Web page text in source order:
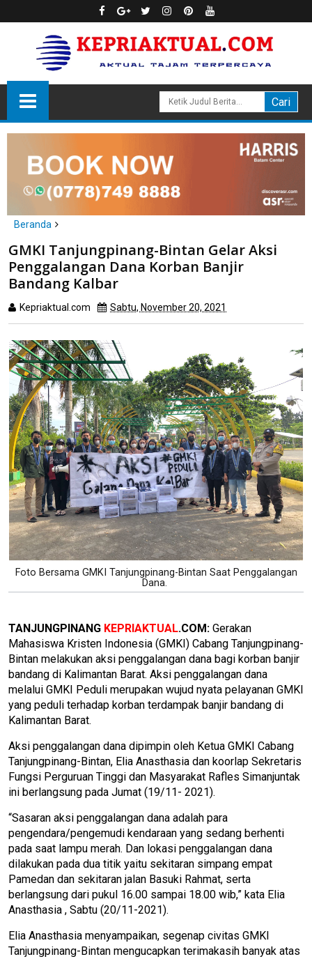
Beranda
tanjungpinang
GMKI Tanjungpinang-Bintan Gelar Aksi Penggalangan Dana
Korban Banjir Bandang Kalbar
GMKI Tanjungpinang-Bintan Gelar Aksi
Penggalangan Dana Korban Banjir
Bandang Kalbar
Kepriaktual.com Sabtu, November 20, 2021
Foto Bersama GMKI Tanjungpinang-Bintan Saat Penggalangan
Dana.
TANJUNGPINANG KEPRIAKTUAL.COM: Gerakan
Mahasiswa Kristen Indonesia (GMKI) Cabang Tanjungpinang-
Bintan melakukan aksi penggalangan dana bagi korban banjir
bandang di Kalimantan Barat. Aksi penggalangan dana
melalui GMKI Peduli merupakan wujud nyata pelayanan GMKI
yang peduli terhadap korban terdampak banjir bandang di
Kalimantan Barat.
Aksi penggalangan dana dipimpin oleh Ketua GMKI Cabang
Tanjungpinang-Bintan, Elia Anasthasia dan koorlap Sekretaris
Fungsi Perguruan Tinggi dan Masyarakat Rafles Simanjuntak
ini berlangsung pada Jumat (19/11- 2021).
“Sasaran aksi penggalangan dana adalah para
pengendara/pengemudi kendaraan yang sedang berhenti
pada saat lampu merah. Dan lokasi penggalangan dana
dilakukan pada dua titik yaitu sekitaran simpang empat
Pamedan dan sekitaran jalan Basuki Rahmat, serta
berlangsung dari pukul 16.00 sampai 18.00 wib,” kata Elia
Anasthasia , Sabtu (20/11-2021).
Elia Anasthasia menyampaikan, segenap civitas GMKI
Tanjungpinang-Bintan mengucapkan terimakasih banyak atas